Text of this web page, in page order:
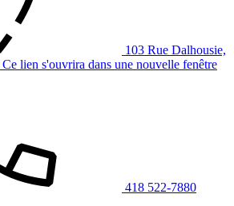
103 Rue Dalhousie,
Ce lien s'ouvrira dans une nouvelle fenêtre
418 522-7880